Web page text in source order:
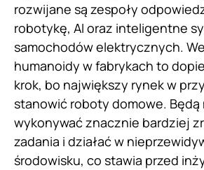
rozwijane są zespoły
robotykę, AI oraz inteligentne
samochodów elektrycznych.
humanoidy w fabrykach to
krok, bo największy rynek w
stanowić roboty domowe. Będą
wykonywać znacznie bardziej
zadania i działać w
środowisku, co stawia przed